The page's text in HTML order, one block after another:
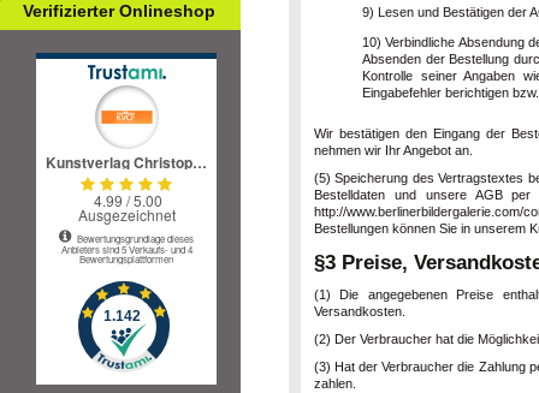
Verifizierter Onlineshop 9) Lesen und Bestätigen der
10) Verbindliche Absendung
Absenden der Bestellung
Kontrolle seiner Angaben
Eingabefehler berichtigen
Wir bestätigen den Eingang der
nehmen wir Ihr Angebot an.
(5) Speicherung des Vertragstextes
Bestelldaten und unsere AGB per
http://www.berlinerbildergalerie.com/
Bestellungen können Sie in unserem
§3 Preise,
(1) Die angegebenen Preise
Versandkosten.
(2) Der Verbraucher hat die
(3) Hat der Verbraucher die Zahlung
zahlen.